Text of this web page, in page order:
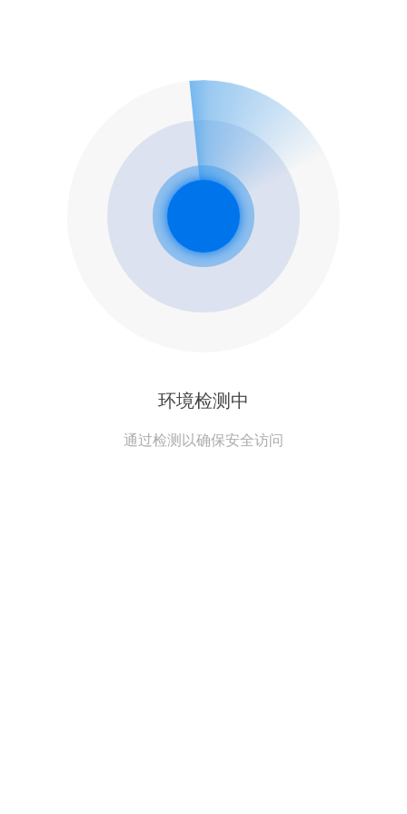
环境检测中
通过检测以确保安全访问